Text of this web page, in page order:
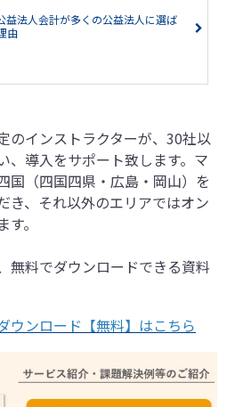
益法人会計が多くの公益法人に選ば
由
のインストラクターが、30社以
、導入をサポート致します。マ
国（四国四県・広島・岡山）を
き、それ以外のエリアではオン
。
無料でダウンロードできる資料
ウンロード【無料】はこちら